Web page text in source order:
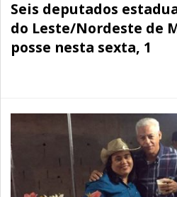
Seis deputados
do Leste/Nordeste de
posse nesta sexta, 1